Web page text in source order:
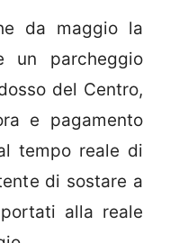
da maggio la
un parcheggio
del Centro,
e pagamento
tempo reale di
di sostare a
alla reale